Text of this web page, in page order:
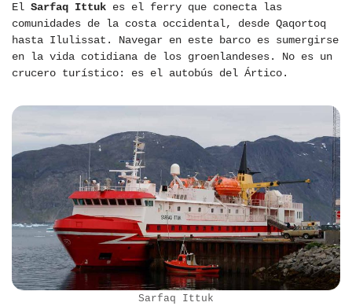
El Sarfaq Ittuk es el ferry que conecta las
comunidades de la costa occidental, desde Qaqortoq
hasta Ilulissat. Navegar en este barco es sumergirse
en la vida cotidiana de los groenlandeses. No es un
crucero turístico: es el autobús del Ártico.
Sarfaq Ittuk